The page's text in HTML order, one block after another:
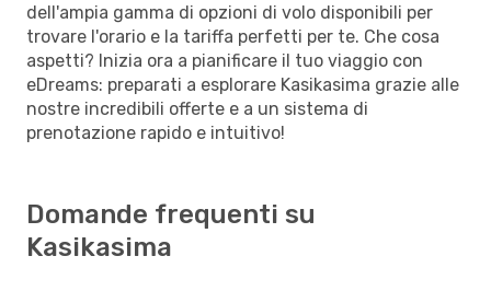
dell'ampia gamma di opzioni di volo disponibili per
trovare l'orario e la tariffa perfetti per te. Che cosa
aspetti? Inizia ora a pianificare il tuo viaggio con
eDreams: preparati a esplorare Kasikasima grazie alle
nostre incredibili offerte e a un sistema di
prenotazione rapido e intuitivo!
Domande frequenti su
Kasikasima